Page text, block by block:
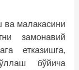
ва малакасини
замонавий
етказишга,
бўйича